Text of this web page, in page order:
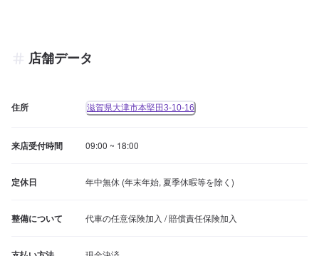
店舗データ
住所 滋賀県大津市本堅田3-10-16
来店受付時間 09:00 ~ 18:00
定休日 年中無休 (年末年始, 夏季休暇等を除く)
整備について 代車の任意保険加入 / 賠償責任保険加入